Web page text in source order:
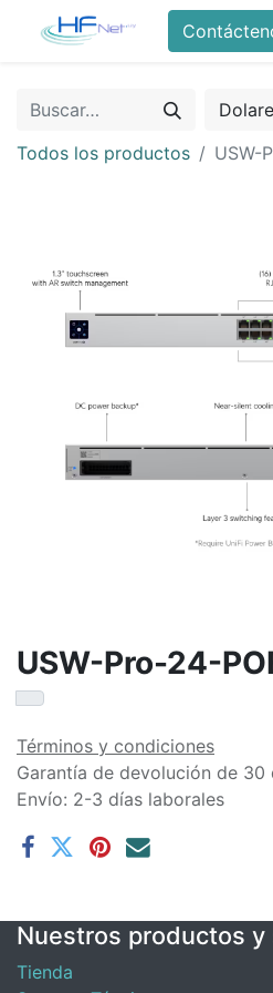
Todos los productos
USW-
USW-Pro-24-
Términos y condiciones
Garantía de devolución de 30
Envío: 2-3 días laborales
Nuestros productos y
Tienda